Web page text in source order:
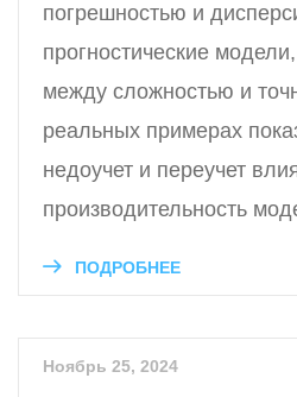
погрешностью и
прогностические
между сложностью и
реальных примерах
недоучет и переучет
производительность
ПОДРОБНЕЕ
Ноябрь 25, 2024